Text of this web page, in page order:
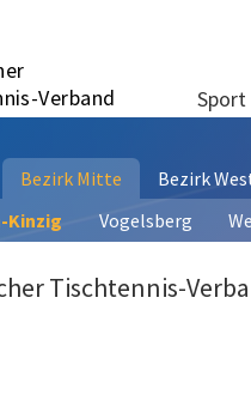
Verband
Sport
Bezirk Mitte Bezirk
Kinzig Vogelsberg
Tischtennis-